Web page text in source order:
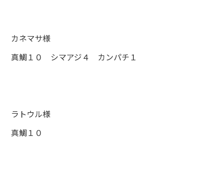
カネマサ様
真鯛１０ シマアジ４ カンパチ１
ラトウル様
真鯛１０